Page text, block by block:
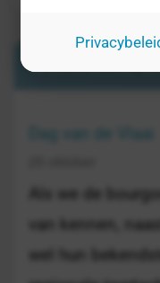
Verwante
Dag van de Vlaai
Als we de
van kennen,
wel hun